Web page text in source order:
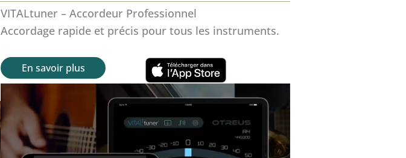
VITALtuner – Accordeur Professionnel
Accordage rapide et précis pour tous les instruments.
En savoir plus